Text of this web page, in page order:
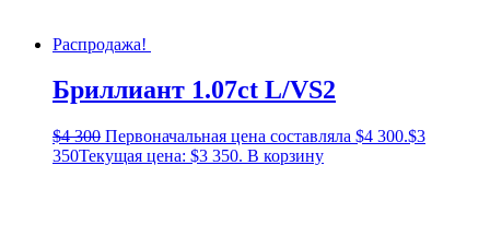
Распродажа!
Бриллиант 1.07ct L/VS2
$4 300 Первоначальная цена составляла $4 300.$3
350Текущая цена: $3 350. В корзину